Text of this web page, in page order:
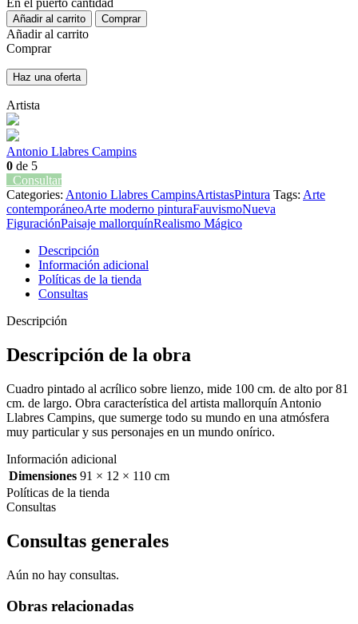
En el puerto cantidad
Añadir al carrito Comprar
Añadir al carrito
Comprar
Haz una oferta
Artista
Antonio Llabres Campins
0 de 5
Consultar
Categories: Antonio Llabres CampinsArtistasPintura Tags: Arte
contemporáneoArte moderno pinturaFauvismoNueva
FiguraciónPaisaje mallorquínRealismo Mágico
Descripción
Información adicional
Políticas de la tienda
Consultas
Descripción
Descripción de la obra
Cuadro pintado al acrílico sobre lienzo, mide 100 cm. de alto por 81
cm. de largo. Obra característica del artista mallorquín Antonio
Llabres Campins, que sumerge todo su mundo en una atmósfera
muy particular y sus personajes en un mundo onírico.
Información adicional
Dimensiones 91 × 12 × 110 cm
Políticas de la tienda
Consultas
Consultas generales
Aún no hay consultas.
Obras relacionadas